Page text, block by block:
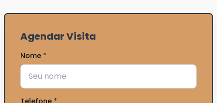
Agendar Visita
Nome *
Telefone *